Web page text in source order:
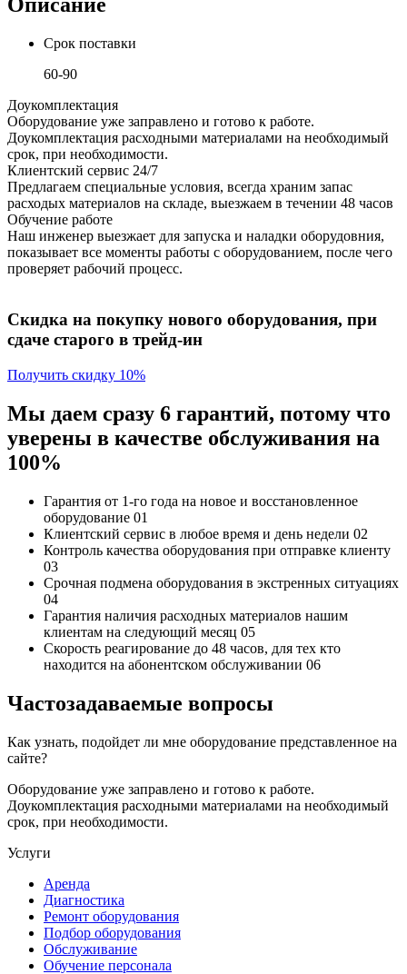
Срок поставки
60-90
Доукомплектация
Оборудование уже заправлено и готово к работе.
Доукомплектация расходными материалами на необходимый
срок, при необходимости.
Клиентский сервис 24/7
Предлагаем специальные условия, всегда храним запас
расходых материалов на складе, выезжаем в течении 48 часов
Обучение работе
Наш инженер выезжает для запуска и наладки оборудовния,
показывает все моменты работы с оборудованием, после чего
проверяет рабочий процесс.
Скидка на покупку нового оборудования, при
сдаче старого в трейд-ин
Получить скидку 10%
Мы даем сразу 6 гарантий, потому что
уверены в качестве обслуживания на
100%
Гарантия от 1-го года на новое и восстановленное
оборудование 01
Клиентский сервис в любое время и день недели 02
Контроль качества оборудования при отправке клиенту
03
Срочная подмена оборудования в экстренных ситуациях
04
Гарантия наличия расходных материалов нашим
клиентам на следующий месяц 05
Скорость реагирование до 48 часов, для тех кто
находится на абонентском обслуживании 06
Частозадаваемые вопросы
Как узнать, подойдет ли мне оборудование представленное на
сайте?
Оборудование уже заправлено и готово к работе.
Доукомплектация расходными материалами на необходимый
срок, при необходимости.
Услуги
Аренда
Диагностика
Ремонт оборудования
Подбор оборудования
Обслуживание
Обучение персонала